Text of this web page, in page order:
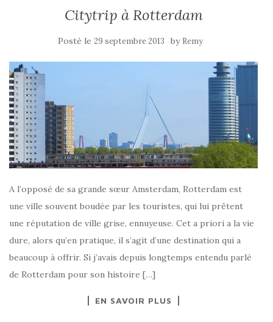
Citytrip à Rotterdam
Posté le 29 septembre 2013 by Remy
A l’opposé de sa grande sœur Amsterdam, Rotterdam est
une ville souvent boudée par les touristes, qui lui prêtent
une réputation de ville grise, ennuyeuse. Cet a priori a la vie
dure, alors qu’en pratique, il s’agit d’une destination qui a
beaucoup à offrir. Si j’avais depuis longtemps entendu parlé
de Rotterdam pour son histoire […]
EN SAVOIR PLUS